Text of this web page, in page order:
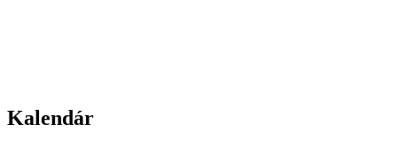
Kalendár